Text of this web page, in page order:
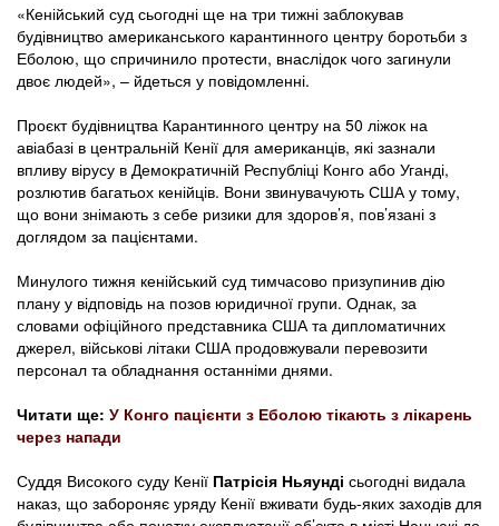
«Кенійський суд сьогодні ще на три тижні заблокував
будівництво американського карантинного центру боротьби з
Еболою, що спричинило протести, внаслідок чого загинули
двоє людей», – йдеться у повідомленні.
Проєкт будівництва Карантинного центру на 50 ліжок на
авіабазі в центральній Кенії для американців, які зазнали
впливу вірусу в Демократичній Республіці Конго або Уганді,
розлютив багатьох кенійців. Вони звинувачують США у тому,
що вони знімають з себе ризики для здоров’я, пов’язані з
доглядом за пацієнтами.
Минулого тижня кенійський суд тимчасово призупинив дію
плану у відповідь на позов юридичної групи. Однак, за
словами офіційного представника США та дипломатичних
джерел, військові літаки США продовжували перевозити
персонал та обладнання останніми днями.
Читати ще: У Конго пацієнти з Еболою тікають з лікарень
через напади
Суддя Високого суду Кенії Патрісія Ньяунді сьогодні видала
наказ, що забороняє уряду Кенії вживати будь-яких заходів для